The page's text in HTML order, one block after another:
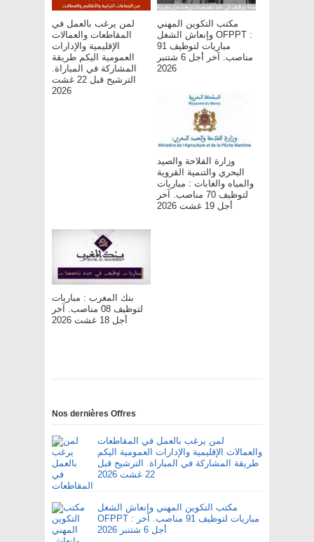
لمن يرغب بالعمل في
المقاطعات والعمالات
الإقليمية والإدارات
العمومية اليكم طريقة
المشاركة في المباراة.
الترشيح قبل 22 غشت
2026
مكتب التكوين المهني
وإنعاش الشغل OFPPT :
مباريات لتوظيف 91
مناصب. آخر أجل 6 شتنبر
2026
وزارة الفلاحة والصيد
البحري والتنمية القروية
والمياه والغابات : مباريات
لتوظيف 70 مناصب. آخر
أجل 19 غشت 2026
بنك المغرب : مباريات
لتوظيف 08 مناصب. آخر
أجل 18 غشت 2026
Nos dernières Offres
لمن يرغب بالعمل في المقاطعات
والعمالات الإقليمية والإدارات العمومية اليكم
طريقة المشاركة في المباراة. الترشيح قبل
22 غشت 2026
مكتب التكوين المهني وإنعاش الشغل
OFPPT : مباريات لتوظيف 91 مناصب. آخر
أجل 6 شتنبر 2026